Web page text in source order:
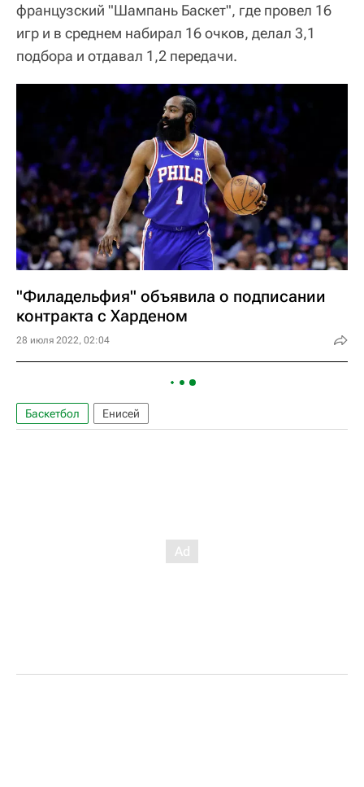
французский "Шампань Баскет", где провел 16
игр и в среднем набирал 16 очков, делал 3,1
подбора и отдавал 1,2 передачи.
"Филадельфия" объявила о подписании
контракта с Харденом
28 июля 2022, 02:04
Баскетбол Енисей